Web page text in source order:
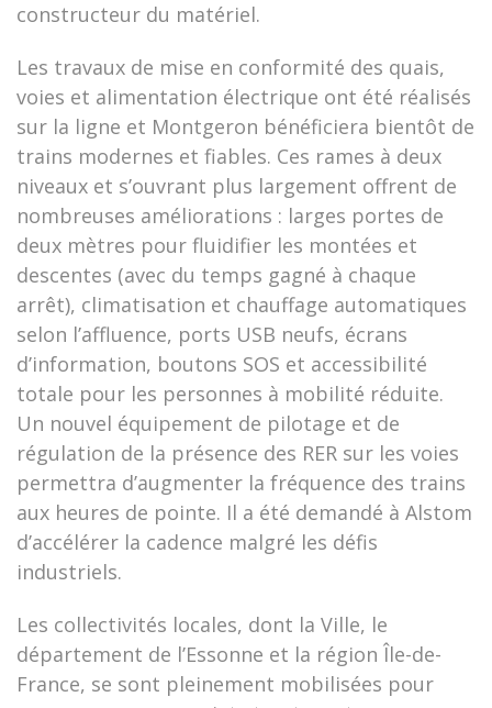
constructeur du matériel.
Les travaux de mise en conformité des quais,
voies et alimentation électrique ont été réalisés
sur la ligne et Montgeron bénéficiera bientôt de
trains modernes et fiables. Ces rames à deux
niveaux et s’ouvrant plus largement offrent de
nombreuses améliorations : larges portes de
deux mètres pour fluidifier les montées et
descentes (avec du temps gagné à chaque
arrêt), climatisation et chauffage automatiques
selon l’affluence, ports USB neufs, écrans
d’information, boutons SOS et accessibilité
totale pour les personnes à mobilité réduite.
Un nouvel équipement de pilotage et de
régulation de la présence des RER sur les voies
permettra d’augmenter la fréquence des trains
aux heures de pointe. Il a été demandé à Alstom
d’accélérer la cadence malgré les défis
industriels.
Les collectivités locales, dont la Ville, le
département de l’Essonne et la région Île-de-
France, se sont pleinement mobilisées pour